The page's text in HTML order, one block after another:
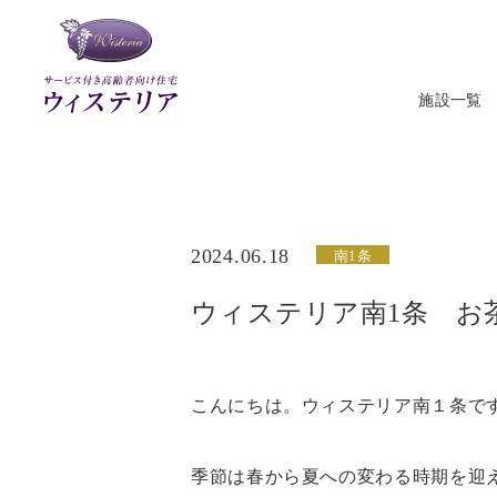
施設一覧
ウィステ
2024.06.18 南1条
ウィステリア南1条 お
こんにちは。ウィステリア南１条で
季節は春から夏への変わる時期を迎